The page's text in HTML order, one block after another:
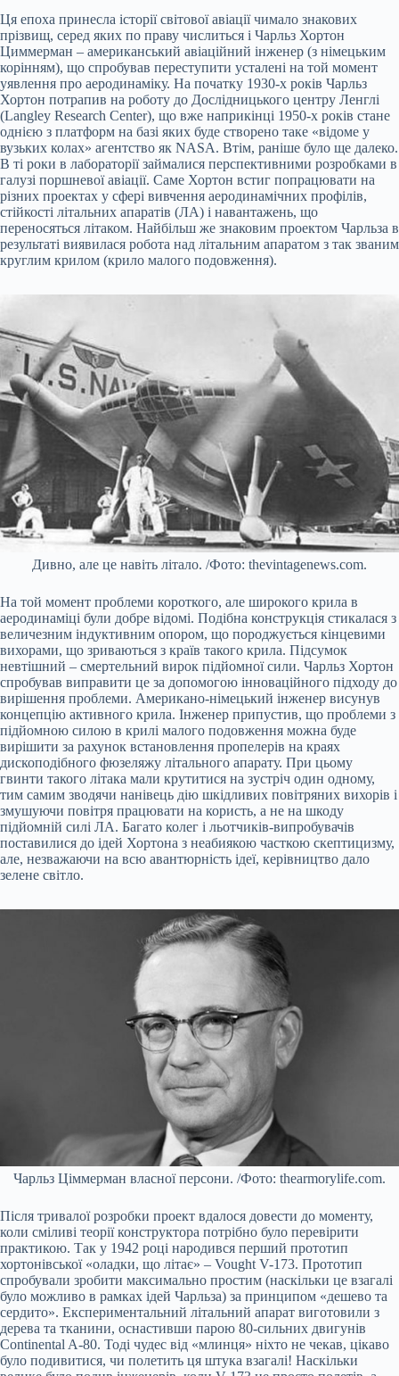
Ця епоха принесла історії світової авіації чимало знакових
прізвищ, серед яких по праву числиться і Чарльз Хортон
Циммерман – американський авіаційний інженер (з німецьким
корінням), що спробував переступити усталені на той момент
уявлення про аеродинаміку. На початку 1930-х років Чарльз
Хортон потрапив на роботу до Дослідницького центру Ленглі
(Langley Research Center), що вже наприкінці 1950-х років стане
однією з платформ на базі яких буде створено таке «відоме у
вузьких колах» агентство як NASA. Втім, раніше було ще далеко.
В ті роки в лабораторії займалися перспективними розробками в
галузі поршневої авіації. Саме Хортон встиг попрацювати на
різних проектах у сфері вивчення аеродинамічних профілів,
стійкості літальних апаратів (ЛА) і навантажень, що
переносяться літаком. Найбільш же знаковим проектом Чарльза в
результаті виявилася робота над літальним апаратом з так званим
круглим крилом (крило малого подовження).
Дивно, але це навіть літало. /Фото: thevintagenews.com.
На той момент проблеми короткого, але широкого крила в
аеродинаміці були добре відомі. Подібна конструкція стикалася з
величезним індуктивним опором, що породжується кінцевими
вихорами, що зриваються з країв такого крила. Підсумок
невтішний – смертельний вирок підйомної сили. Чарльз Хортон
спробував виправити це за допомогою інноваційного підходу до
вирішення проблеми. Американо-німецький інженер висунув
концепцію активного крила. Інженер припустив, що проблеми з
підйомною силою в крилі малого подовження можна буде
вирішити за рахунок встановлення пропелерів на краях
дископодібного фюзеляжу літального апарату. При цьому
гвинти такого літака мали крутитися на зустріч один одному,
тим самим зводячи нанівець дію шкідливих повітряних вихорів і
змушуючи повітря працювати на користь, а не на шкоду
підйомній силі ЛА. Багато колег і льотчиків-випробувачів
поставилися до ідей Хортона з неабиякою часткою скептицизму,
але, незважаючи на всю авантюрність ідеї, керівництво дало
зелене світло.
Чарльз Ціммерман власної персони. /Фото: thearmorylife.com.
Після тривалої розробки проект вдалося довести до моменту,
коли сміливі теорії конструктора потрібно було перевірити
практикою. Так у 1942 році народився перший прототип
хортонівської «оладки, що літає» – Vought V-173. Прототип
спробували зробити максимально простим (наскільки це взагалі
було можливо в рамках ідей Чарльза) за принципом «дешево та
сердито». Експериментальний літальний апарат виготовили з
дерева та тканини, оснастивши парою 80-сильних двигунів
Continental A-80. Тоді чудес від «млинця» ніхто не чекав, цікаво
було подивитися, чи полетить ця штука взагалі! Наскільки